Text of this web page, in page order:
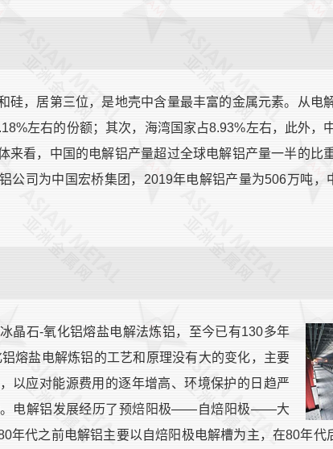
硅，居第三位，是地壳中含量最丰富的金属元素。从电
左右的份额；其次，海湾国家占8.93%左右，此外，
来看，中国的电解铝产量超过全球电解铝产量一半的比
公司为中国宏桥集团，2019年电解铝产量为506万吨，
晶石-氧化铝熔盐电解法炼铝，至今已有130多年
熔盐电解炼铝的工艺和原理没有大的变化，主要
以应对能源费用的逐年增高、环境保护的日趋严
。电解铝发展经历了预焙阳极——自焙阳极——大
年代之前电解铝主要以自焙阳极电解槽为主，在80年代